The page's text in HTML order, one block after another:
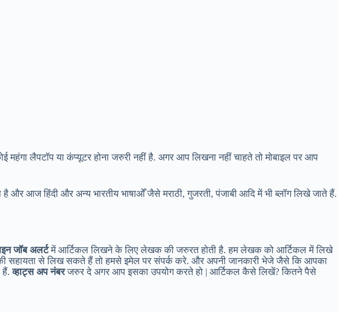
लैपटॉप या कंप्यूटर होना जरुरी नहीं है. अगर आप लिखना नहीं चाहते तो मोबाइल पर आप
और आज हिंदी और अन्य भारतीय भाषाओँ जैसे मराठी, गुजरती, पंजाबी आदि में भी ब्लॉग लिखे जाते हैं.
जॉब अलर्टमें आर्टिकल लिखने के लिए लेखक की जरुरत होती है. हम लेखक को आर्टिकल में लिखे
सहायता से लिख सकते हैं तो हमसे इमेल पर संपर्क करे. और अपनी जानकारी भेजे जैसे कि आपका
हैं.व्हाट्स अप नंबरजरुर दे अगर आप इसका उपयोग करते हो | आर्टिकल कैसे लिखें? कितने पैसे